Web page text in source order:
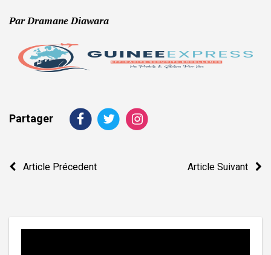
Par Dramane Diawara
Partager
Navigation
Article Précedent Article Suivant